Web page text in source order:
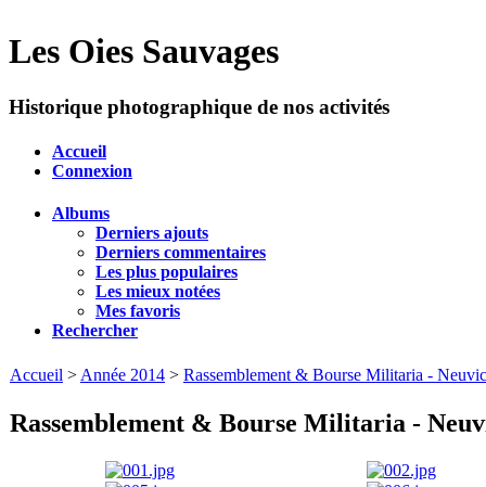
Les Oies Sauvages
Historique photographique de nos activités
Accueil
Connexion
Albums
Derniers ajouts
Derniers commentaires
Les plus populaires
Les mieux notées
Mes favoris
Rechercher
Accueil > Année 2014 > Rassemblement & Bourse Militaria -
Rassemblement & Bourse Militaria -